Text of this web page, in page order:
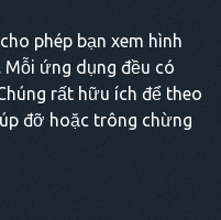
phép bạn xem hình
ứng dụng đều có
rất hữu ích để theo
đỡ hoặc trông chừng